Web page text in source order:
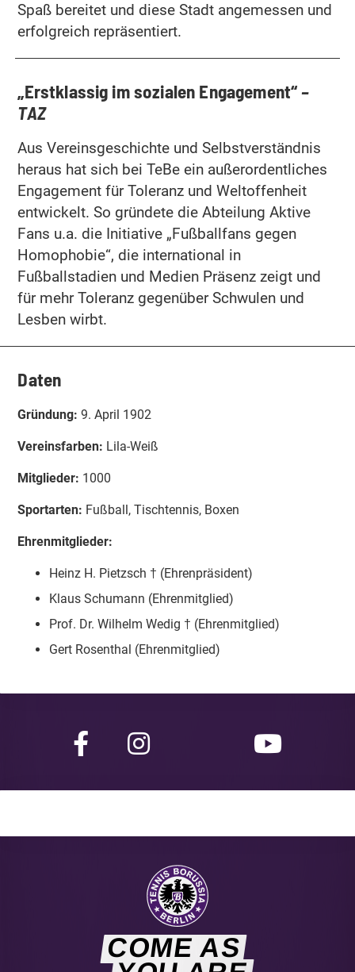
Spaß bereitet und diese Stadt angemessen und
erfolgreich repräsentiert.
„Erstklassig im sozialen Engagement“–
TAZ
Aus Vereinsgeschichte und Selbstverständnis
heraus hat sich bei TeBe ein außerordentliches
Engagement für Toleranz und Weltoffenheit
entwickelt. So gründete die Abteilung Aktive
Fans u.a. die Initiative „Fußballfans gegen
Homophobie“, die international in
Fußballstadien und Medien Präsenz zeigt und
für mehr Toleranz gegenüber Schwulen und
Lesben wirbt.
Daten
Gründung: 9. April 1902
Vereinsfarben: Lila-Weiß
Mitglieder: 1000
Sportarten: Fußball, Tischtennis, Boxen
Ehrenmitglieder:
Heinz H. Pietzsch † (Ehrenpräsident)
Klaus Schumann (Ehrenmitglied)
Prof. Dr. Wilhelm Wedig † (Ehrenmitglied)
Gert Rosenthal (Ehrenmitglied)
COME AS